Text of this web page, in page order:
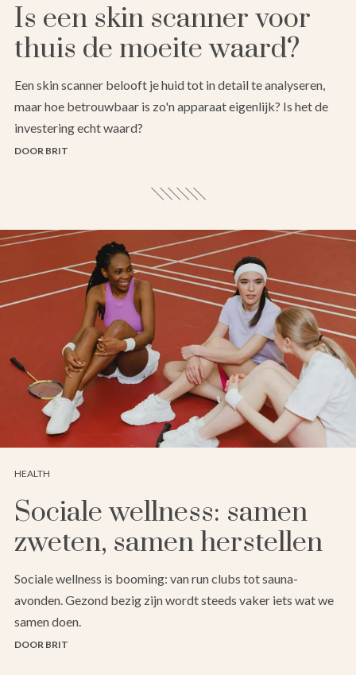
Is een skin scanner voor
thuis de moeite waard?
Een skin scanner belooft je huid tot in detail te analyseren,
maar hoe betrouwbaar is zo'n apparaat eigenlijk? Is het de
investering echt waard?
DOOR BRIT
HEALTH
Sociale wellness: samen
zweten, samen herstellen
Sociale wellness is booming: van run clubs tot sauna-
avonden. Gezond bezig zijn wordt steeds vaker iets wat we
samen doen.
DOOR BRIT